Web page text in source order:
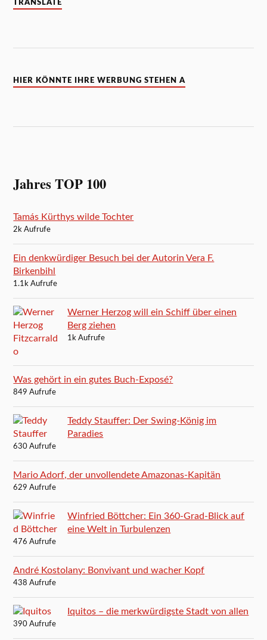
TRANSLATE
HIER KÖNNTE IHRE WERBUNG STEHEN A
Jahres TOP 100
Tamás Kürthys wilde Tochter
2k Aufrufe
Ein denkwürdiger Besuch bei der Autorin Vera F.
Birkenbihl
1.1k Aufrufe
Werner Herzog will ein Schiff über einen
Berg ziehen
1k Aufrufe
Was gehört in ein gutes Buch-Exposé?
849 Aufrufe
Teddy Stauffer: Der Swing-König im
Paradies
630 Aufrufe
Mario Adorf, der unvollendete Amazonas-Kapitän
629 Aufrufe
Winfried Böttcher: Ein 360-Grad-Blick auf
eine Welt in Turbulenzen
476 Aufrufe
André Kostolany: Bonvivant und wacher Kopf
438 Aufrufe
Iquitos – die merkwürdigste Stadt von allen
390 Aufrufe